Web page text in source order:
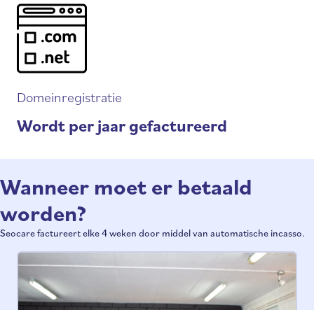
Domeinregistratie
Wordt per jaar gefactureerd
Wanneer moet er betaald
worden?
Seocare factureert elke 4 weken door middel van automatische incasso.